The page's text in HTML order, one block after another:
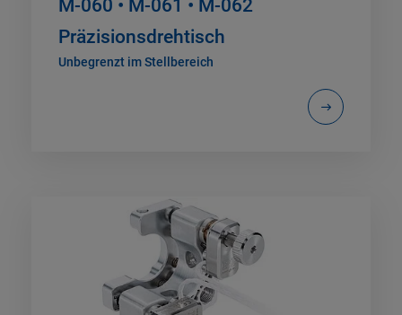
M-060 • M-061 • M-062
Präzisionsdrehtisch
Unbegrenzt im Stellbereich